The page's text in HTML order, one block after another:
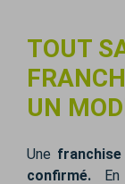
TOUT
UN
Une
confirmé.